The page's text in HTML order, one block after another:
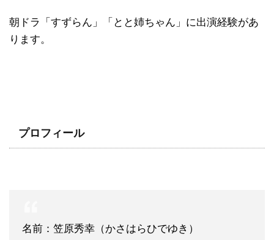
朝ドラ「すずらん」「とと姉ちゃん」に出演経験があ
ります。
プロフィール
名前：笠原秀幸（かさはらひでゆき）